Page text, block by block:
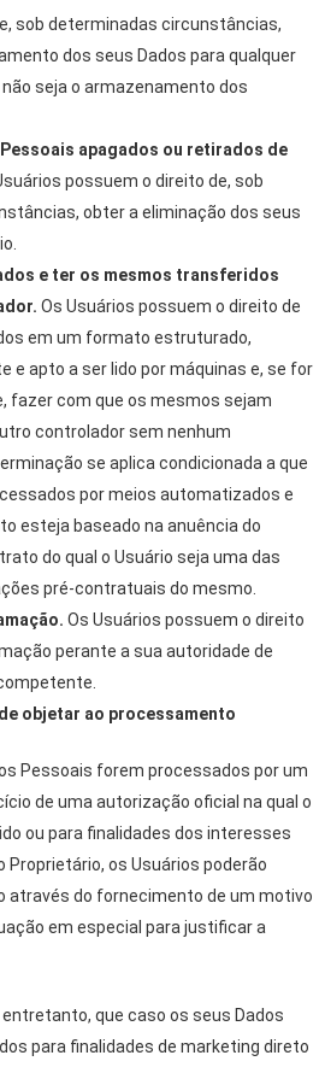
sob determinadas circunstâncias,
dos seus Dados para qualquer
seja o armazenamento dos
apagados ou retirados de
possuem o direito de, sob
obter a eliminação dos seus
e ter os mesmos transferidos
Os Usuários possuem o direito de
em um formato estruturado,
e apto a ser lido por máquinas e, se for
fazer com que os mesmos sejam
controlador sem nenhum
se aplica condicionada a que
por meios automatizados e
esteja baseado na anuência do
do qual o Usuário seja uma das
pré-contratuais do mesmo.
Os Usuários possuem o direito
perante a sua autoridade de
objetar ao processamento
Pessoais forem processados por um
de uma autorização oficial na qual o
ou para finalidades dos interesses
Proprietário, os Usuários poderão
através do fornecimento de um motivo
em especial para justificar a
que caso os seus Dados
para finalidades de marketing direto